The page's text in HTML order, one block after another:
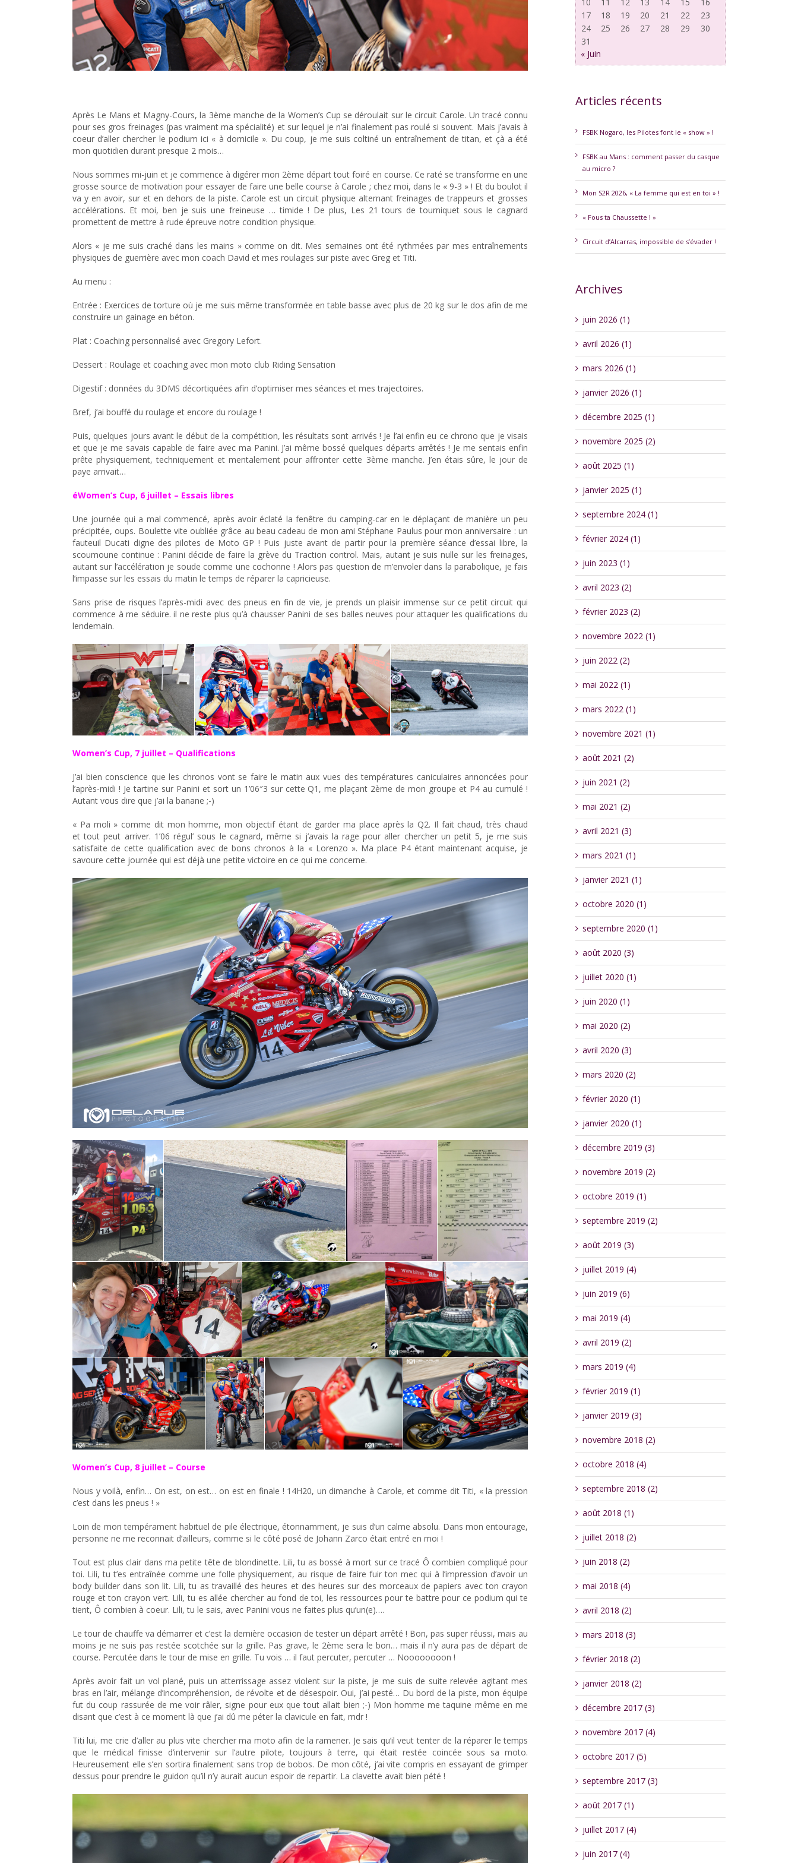
Après Le Mans et Magny-Cours, la 3ème manche de la Women’s Cup se déroulait sur le circuit Carole. Un tracé connu
pour ses gros freinages (pas vraiment ma spécialité) et sur lequel je n’ai finalement pas roulé si souvent. Mais j’avais à
coeur d’aller chercher le podium ici « à domicile ». Du coup, je me suis coltiné un entraînement de titan, et çà a été
mon quotidien durant presque 2 mois…
Nous sommes mi-juin et je commence à digérer mon 2ème départ tout foiré en course. Ce raté se transforme en une
grosse source de motivation pour essayer de faire une belle course à Carole ; chez moi, dans le « 9-3 » ! Et du boulot il
va y en avoir, sur et en dehors de la piste. Carole est un circuit physique alternant freinages de trappeurs et grosses
accélérations. Et moi, ben je suis une freineuse … timide ! De plus, Les 21 tours de tourniquet sous le cagnard
promettent de mettre à rude épreuve notre condition physique.
Alors « je me suis craché dans les mains » comme on dit. Mes semaines ont été rythmées par mes entraînements
physiques de guerrière avec mon coach David et mes roulages sur piste avec Greg et Titi.
Au menu :
Entrée : Exercices de torture où je me suis même transformée en table basse avec plus de 20 kg sur le dos afin de me
construire un gainage en béton.
Plat : Coaching personnalisé avec Gregory Lefort.
Dessert : Roulage et coaching avec mon moto club Riding Sensation
Digestif : données du 3DMS décortiquées afin d’optimiser mes séances et mes trajectoires.
Bref, j’ai bouffé du roulage et encore du roulage !
Puis, quelques jours avant le début de la compétition, les résultats sont arrivés ! Je l’ai enfin eu ce chrono que je visais
et que je me savais capable de faire avec ma Panini. J’ai même bossé quelques départs arrêtés ! Je me sentais enfin
prête physiquement, techniquement et mentalement pour affronter cette 3ème manche. J’en étais sûre, le jour de
paye arrivait…
éWomen’s Cup, 6 juillet – Essais libres
Une journée qui a mal commencé, après avoir éclaté la fenêtre du camping-car en le déplaçant de manière un peu
précipitée, oups. Boulette vite oubliée grâce au beau cadeau de mon ami Stéphane Paulus pour mon anniversaire : un
fauteuil Ducati digne des pilotes de Moto GP ! Puis juste avant de partir pour la première séance d’essai libre, la
scoumoune continue : Panini décide de faire la grève du Traction control. Mais, autant je suis nulle sur les freinages,
autant sur l’accélération je soude comme une cochonne ! Alors pas question de m’envoler dans la parabolique, je fais
l’impasse sur les essais du matin le temps de réparer la capricieuse.
Sans prise de risques l’après-midi avec des pneus en fin de vie, je prends un plaisir immense sur ce petit circuit qui
commence à me séduire. il ne reste plus qu’à chausser Panini de ses balles neuves pour attaquer les qualifications du
lendemain.
Women’s Cup, 7 juillet – Qualifications
J’ai bien conscience que les chronos vont se faire le matin aux vues des températures caniculaires annoncées pour
l’après-midi ! Je tartine sur Panini et sort un 1’06″3 sur cette Q1, me plaçant 2ème de mon groupe et P4 au cumulé !
Autant vous dire que j’ai la banane ;-)
« Pa moli » comme dit mon homme, mon objectif étant de garder ma place après la Q2. Il fait chaud, très chaud
et tout peut arriver. 1’06 régul’ sous le cagnard, même si j’avais la rage pour aller chercher un petit 5, je me suis
satisfaite de cette qualification avec de bons chronos à la « Lorenzo ». Ma place P4 étant maintenant acquise, je
savoure cette journée qui est déjà une petite victoire en ce qui me concerne.
Women’s Cup, 8 juillet – Course
Nous y voilà, enfin… On est, on est… on est en finale ! 14H20, un dimanche à Carole, et comme dit Titi, « la pression
c’est dans les pneus ! »
Loin de mon tempérament habituel de pile électrique, étonnamment, je suis d’un calme absolu. Dans mon entourage,
personne ne me reconnait d’ailleurs, comme si le côté posé de Johann Zarco était entré en moi !
Tout est plus clair dans ma petite tête de blondinette. Lili, tu as bossé à mort sur ce tracé Ô combien compliqué pour
toi. Lili, tu t’es entraînée comme une folle physiquement, au risque de faire fuir ton mec qui à l’impression d’avoir un
body builder dans son lit. Lili, tu as travaillé des heures et des heures sur des morceaux de papiers avec ton crayon
rouge et ton crayon vert. Lili, tu es allée chercher au fond de toi, les ressources pour te battre pour ce podium qui te
tient, Ô combien à coeur. Lili, tu le sais, avec Panini vous ne faites plus qu’un(e)….
Le tour de chauffe va démarrer et c’est la dernière occasion de tester un départ arrêté ! Bon, pas super réussi, mais au
moins je ne suis pas restée scotchée sur la grille. Pas grave, le 2ème sera le bon… mais il n’y aura pas de départ de
course. Percutée dans le tour de mise en grille. Tu vois … il faut percuter, percuter … Noooooooon !
Après avoir fait un vol plané, puis un atterrissage assez violent sur la piste, je me suis de suite relevée agitant mes
bras en l’air, mélange d’incompréhension, de révolte et de désespoir. Oui, j’ai pesté… Du bord de la piste, mon équipe
fut du coup rassurée de me voir râler, signe pour eux que tout allait bien ;-) Mon homme me taquine même en me
disant que c’est à ce moment là que j’ai dû me péter la clavicule en fait, mdr !
Titi lui, me crie d’aller au plus vite chercher ma moto afin de la ramener. Je sais qu’il veut tenter de la réparer le temps
que le médical finisse d’intervenir sur l’autre pilote, toujours à terre, qui était restée coincée sous sa moto.
Heureusement elle s’en sortira finalement sans trop de bobos. De mon côté, j’ai vite compris en essayant de grimper
dessus pour prendre le guidon qu’il n’y aurait aucun espoir de repartir. La clavette avait bien pété !
17
18 19 20 21 22
23
24
25 26 27 28 29
30
31
« Juin
Articles récents
FSBK Nogaro, les Pilotes font le « show » !
FSBK au Mans : comment passer du casque
au micro ?
Mon S2R 2026, « La femme qui est en toi » !
« Fous ta Chaussette ! »
Circuit d’Alcarras, impossible de s’évader !
Archives
juin 2026 (1)
avril 2026 (1)
mars 2026 (1)
janvier 2026 (1)
décembre 2025 (1)
novembre 2025 (2)
août 2025 (1)
janvier 2025 (1)
septembre 2024 (1)
février 2024 (1)
juin 2023 (1)
avril 2023 (2)
février 2023 (2)
novembre 2022 (1)
juin 2022 (2)
mai 2022 (1)
mars 2022 (1)
novembre 2021 (1)
août 2021 (2)
juin 2021 (2)
mai 2021 (2)
avril 2021 (3)
mars 2021 (1)
janvier 2021 (1)
octobre 2020 (1)
septembre 2020 (1)
août 2020 (3)
juillet 2020 (1)
juin 2020 (1)
mai 2020 (2)
avril 2020 (3)
mars 2020 (2)
février 2020 (1)
janvier 2020 (1)
décembre 2019 (3)
novembre 2019 (2)
octobre 2019 (1)
septembre 2019 (2)
août 2019 (3)
juillet 2019 (4)
juin 2019 (6)
mai 2019 (4)
avril 2019 (2)
mars 2019 (4)
février 2019 (1)
janvier 2019 (3)
novembre 2018 (2)
octobre 2018 (4)
septembre 2018 (2)
août 2018 (1)
juillet 2018 (2)
juin 2018 (2)
mai 2018 (4)
avril 2018 (2)
mars 2018 (3)
février 2018 (2)
janvier 2018 (2)
décembre 2017 (3)
novembre 2017 (4)
octobre 2017 (5)
septembre 2017 (3)
août 2017 (1)
juillet 2017 (4)
juin 2017 (4)